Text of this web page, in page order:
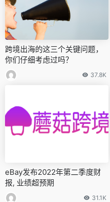
跨境出海的这三个关键问题，
你们仔细考虑过吗？
37.8K
eBay发布2022年第二季度财
报, 业绩超预期
31.1K